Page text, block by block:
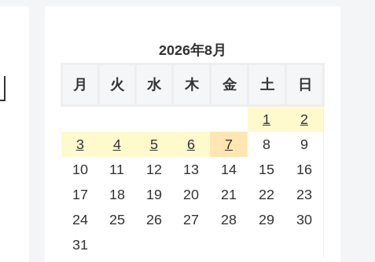
2026年8月
月 火 水 木 金 土 日
1
2
3
4 5 6 7 8
9
10
11 12 13 14 15
16
17
18 19 20 21 22
23
24
25 26 27 28 29
30
31